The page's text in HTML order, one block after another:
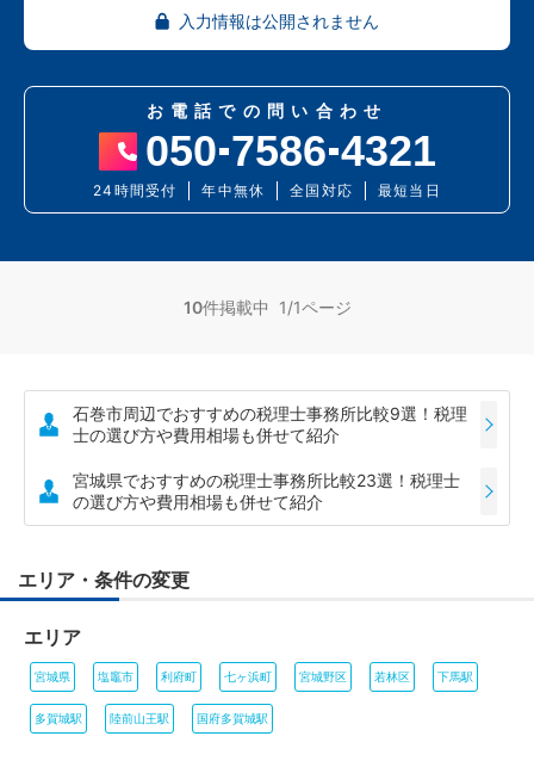
入力情報は公開されません
お電話での問い合わせ
050 7586 4321
24時間受付 年中無休 全国対応 最短当日
10件掲載中 1/1ページ
石巻市周辺でおすすめの税理士事務所比較9選！税理
士の選び方や費用相場も併せて紹介
宮城県でおすすめの税理士事務所比較23選！税理士
の選び方や費用相場も併せて紹介
エリア・条件の変更
エリア
宮城県 塩竈市 利府町 七ヶ浜町 宮城野区 若林区 下馬駅
多賀城駅 陸前山王駅 国府多賀城駅